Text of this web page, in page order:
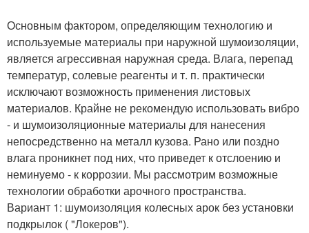
Основным фактором, определяющим технологию и
используемые материалы при наружной шумоизоляции,
является агрессивная наружная среда. Влага, перепад
температур, солевые реагенты и т. п. практически
исключают возможность применения листовых
материалов. Крайне не рекомендую использовать вибро
- и шумоизоляционные материалы для нанесения
непосредственно на металл кузова. Рано или поздно
влага проникнет под них, что приведет к отслоению и
неминуемо - к коррозии. Мы рассмотрим возможные
технологии обработки арочного пространства.
Вариант 1: шумоизоляция колесных арок без установки
подкрылок ( "Локеров").